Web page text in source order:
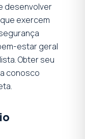
desenvolver
exercem
estar geral
Obter seu
conosco